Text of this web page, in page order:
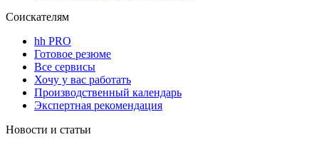
Соискателям
hh PRO
Готовое резюме
Все сервисы
Хочу у вас работать
Производственный календарь
Экспертная рекомендация
Новости и статьи